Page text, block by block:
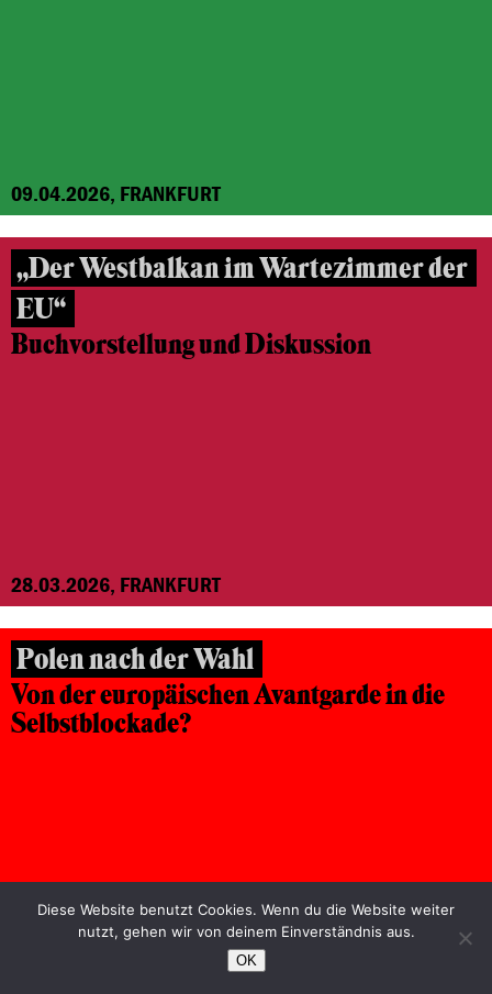
09.04.2026, FRANKFURT
„Der Westbalkan im Wartezimmer der
EU“
Buchvorstellung und Diskussion
28.03.2026, FRANKFURT
Polen nach der Wahl
Von der europäischen Avantgarde in die
Selbstblockade?
Diese Website benutzt Cookies. Wenn du die Website weiter
nutzt, gehen wir von deinem Einverständnis aus.
OK